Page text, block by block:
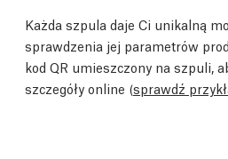
Każda szpula daje Ci unikalną
sprawdzenia jej parametrów
kod QR umieszczony na szpuli,
szczegóły online (sprawdź